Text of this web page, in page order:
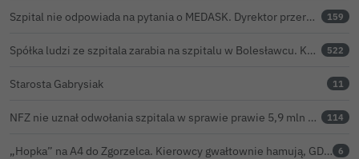
Szpital nie odpowiada na pytania o MEDASK. Dyrektor przerwał temat podczas konferencji o inwestycjach 159
Spółka ludzi ze szpitala zarabia na szpitalu w Bolesławcu. Kwoty pozostają tajne 522
Starosta Gabrysiak 11
NFZ nie uznał odwołania szpitala w sprawie prawie 5,9 mln zł. Barczyk: rozważamy sąd 114
„Hopka” na A4 do Zgorzelca. Kierowcy gwałtownie hamują, GDDKiA wyjaśnia, skąd problem 6